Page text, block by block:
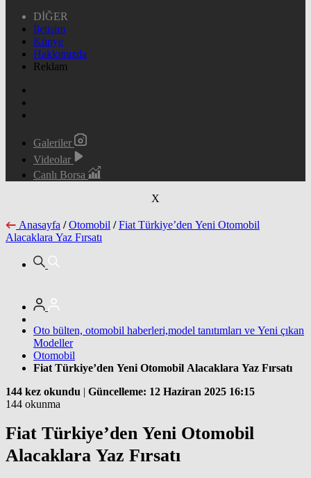
DİĞER
İletişim
Künye
Hakkımızda
Reklam
Galeriler
Videolar
Canlı Borsa
X
Anasayfa / Otomobil / Fiat Türkiye’den Yeni Otomobil
Alacaklara Yaz Fırsatı
Oto bülten, otomobil haberleri,model tanıtımları ve Yeni çıkan
Modeller
Otomobil
Fiat Türkiye’den Yeni Otomobil Alacaklara Yaz Fırsatı
144 kez okundu | Güncelleme: 12 Haziran 2025 16:15
144 okunma
Fiat Türkiye’den Yeni Otomobil
Alacaklara Yaz Fırsatı